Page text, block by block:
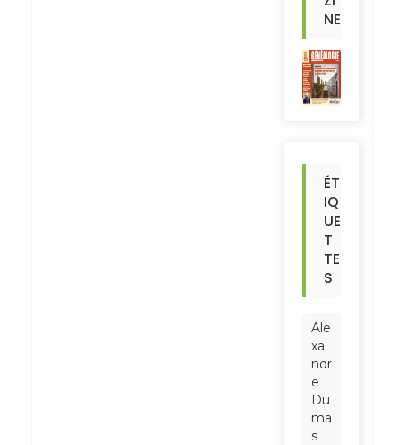
NE
ÉT
IQ
UE
T
TE
S
Ale
xa
ndr
e
Du
ma
s